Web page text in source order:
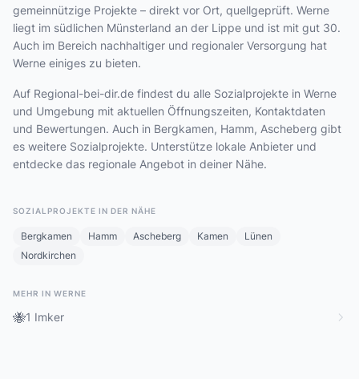
gemeinnützige Projekte – direkt vor Ort, quellgeprüft. Werne
liegt im südlichen Münsterland an der Lippe und ist mit gut 30.
Auch im Bereich nachhaltiger und regionaler Versorgung hat
Werne einiges zu bieten.
Auf Regional-bei-dir.de findest du alle Sozialprojekte in Werne
und Umgebung mit aktuellen Öffnungszeiten, Kontaktdaten
und Bewertungen. Auch in Bergkamen, Hamm, Ascheberg gibt
es weitere Sozialprojekte. Unterstütze lokale Anbieter und
entdecke das regionale Angebot in deiner Nähe.
SOZIALPROJEKTE IN DER NÄHE
Bergkamen Hamm Ascheberg Kamen
Lünen
Nordkirchen
MEHR IN WERNE
🐝1 Imker